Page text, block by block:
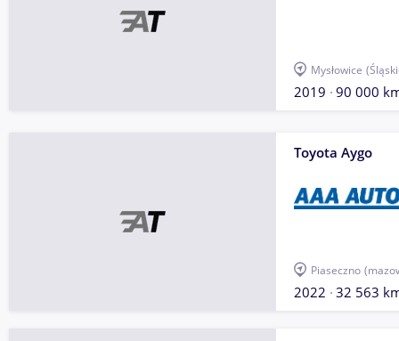
Mysłowice
2019 90 000
Toyota Aygo
Piaseczno
2022 32 563